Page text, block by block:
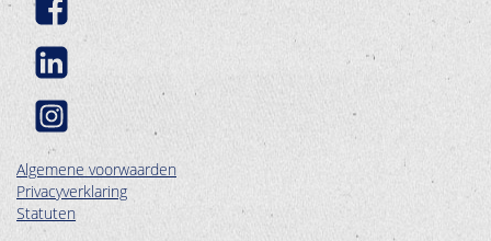
Algemene voorwaarden
Privacyverklaring
Statuten